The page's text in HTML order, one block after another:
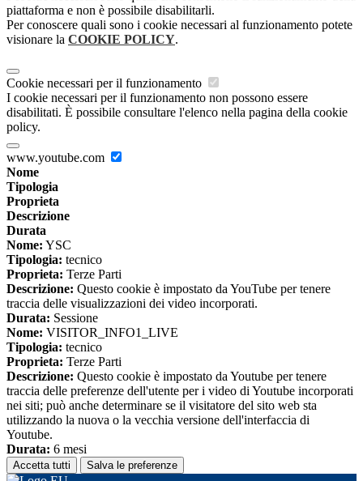
piattaforma e non è possibile disabilitarli.
Per conoscere quali sono i cookie necessari al funzionamento potete
visionare la COOKIE POLICY.
Cookie necessari per il funzionamento
I cookie necessari per il funzionamento non possono essere
disabilitati. È possibile consultare l'elenco nella pagina della cookie
policy.
www.youtube.com
Nome
Tipologia
Proprieta
Descrizione
Durata
Nome: YSC
Tipologia: tecnico
Proprieta: Terze Parti
Descrizione: Questo cookie è impostato da YouTube per tenere
traccia delle visualizzazioni dei video incorporati.
Durata: Sessione
Nome: VISITOR_INFO1_LIVE
Tipologia: tecnico
Proprieta: Terze Parti
Descrizione: Questo cookie è impostato da Youtube per tenere
traccia delle preferenze dell'utente per i video di Youtube incorporati
nei siti; può anche determinare se il visitatore del sito web sta
utilizzando la nuova o la vecchia versione dell'interfaccia di
Youtube.
Durata: 6 mesi
Accetta tutti Salva le preferenze